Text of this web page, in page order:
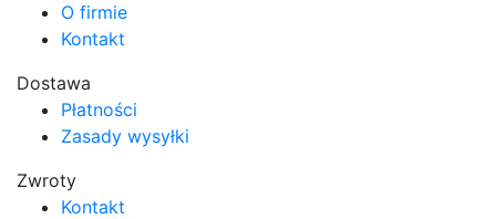
O firmie
Kontakt
Dostawa
Płatności
Zasady wysyłki
Zwroty
Kontakt